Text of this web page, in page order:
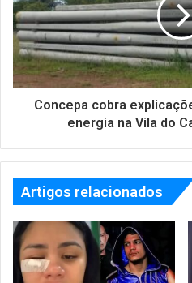
Concepa cobra
energia na Vila do
Artigos relacionados